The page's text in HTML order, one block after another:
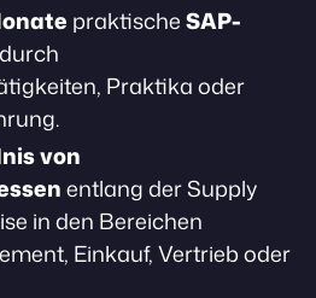
praktischeSAP-
Praktika oder
von
entlang der Supply
in den Bereichen
Einkauf, Vertrieb oder